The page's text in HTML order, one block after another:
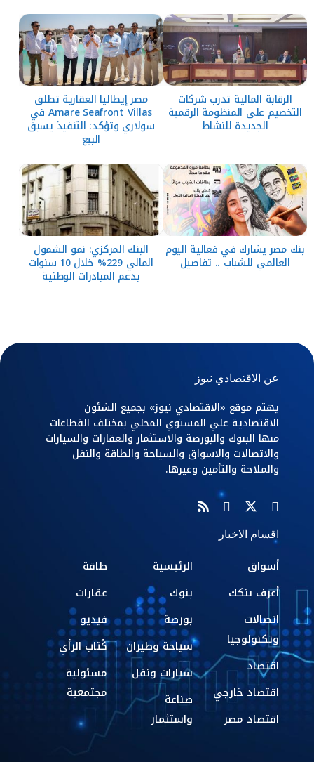
الرقابة المالية تدرب شركات
التخصيم على المنظومة الرقمية
الجديدة للنشاط
مصر إيطاليا العقارية تطلق
Amare Seafront Villas في
سولاري وتؤكد: التنفيذ يسبق
البيع
بنك مصر يشارك في فعالية اليوم
العالمي للشباب .. تفاصيل
البنك المركزي: نمو الشمول
المالي 229% خلال 10 سنوات
بدعم المبادرات الوطنية
عن الاقتصادي نيوز
يهتم موقع «الاقتصادي نيوز» بجميع الشئون
الاقتصادية علي المستوي المحلي بمختلف القطاعات
منها البنوك والبورصة والاستثمار والعقارات والسيارات
والاتصالات والاسواق والسياحة والطاقة والنقل
والملاحة والتأمين وغيرها.
اقسام الاخبار
أسواق
أعرف بنكك
اتصالات
وتكنولوجيا
اقتصاد
اقتصاد خارجي
اقتصاد مصر
الرئيسية
بنوك
بورصة
سياحة وطيران
سيارات ونقل
صناعة
واستثمار
طاقة
عقارات
فيديو
كُتاب الرأي
مسئولية
مجتمعية